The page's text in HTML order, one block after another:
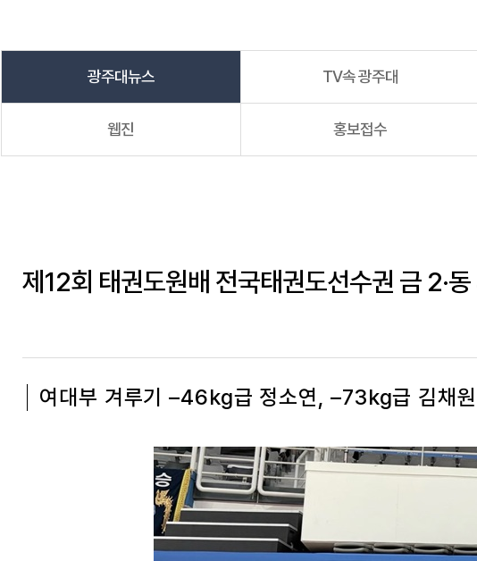
광주대뉴스 TV속 광주대
웹진 홍보접수
제12회 태권도원배 전국태권도선수권 금 2·
여대부 겨루기 –46kg급 정소연, –73kg급 김채